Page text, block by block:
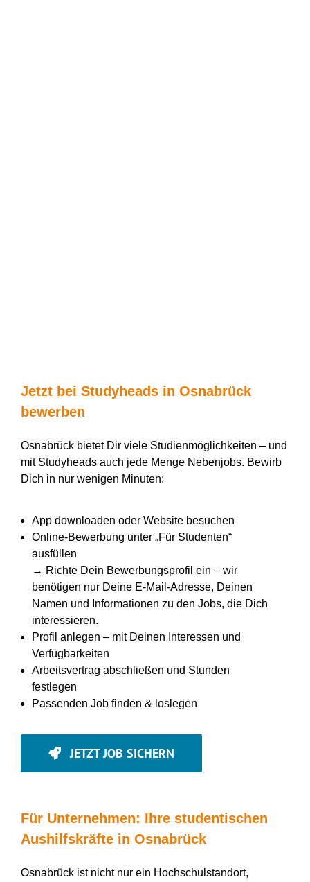
Jetzt bei Studyheadsin Osnabrück
bewerben
Osnabrück bietet Dir viele Studienmöglichkeiten – und
mit Studyheadsauch jede Menge Nebenjobs. Bewirb
Dich in nur wenigen Minuten:
App downloaden oder Website besuchen
Online-Bewerbung unter „Für Studenten“
ausfüllen
→ Richte Dein Bewerbungsprofil ein – wir
benötigen nur Deine E-Mail-Adresse, Deinen
Namen und Informationen zu den Jobs, die Dich
interessieren.
Profil anlegen – mit Deinen Interessen und
Verfügbarkeiten
Arbeitsvertrag abschließen und Stunden
festlegen
Passenden Job finden & loslegen
JETZT JOB SICHERN
Für Unternehmen: Ihre studentischen
Aushilfskräfte in Osnabrück
Osnabrück ist nicht nur ein Hochschulstandort,